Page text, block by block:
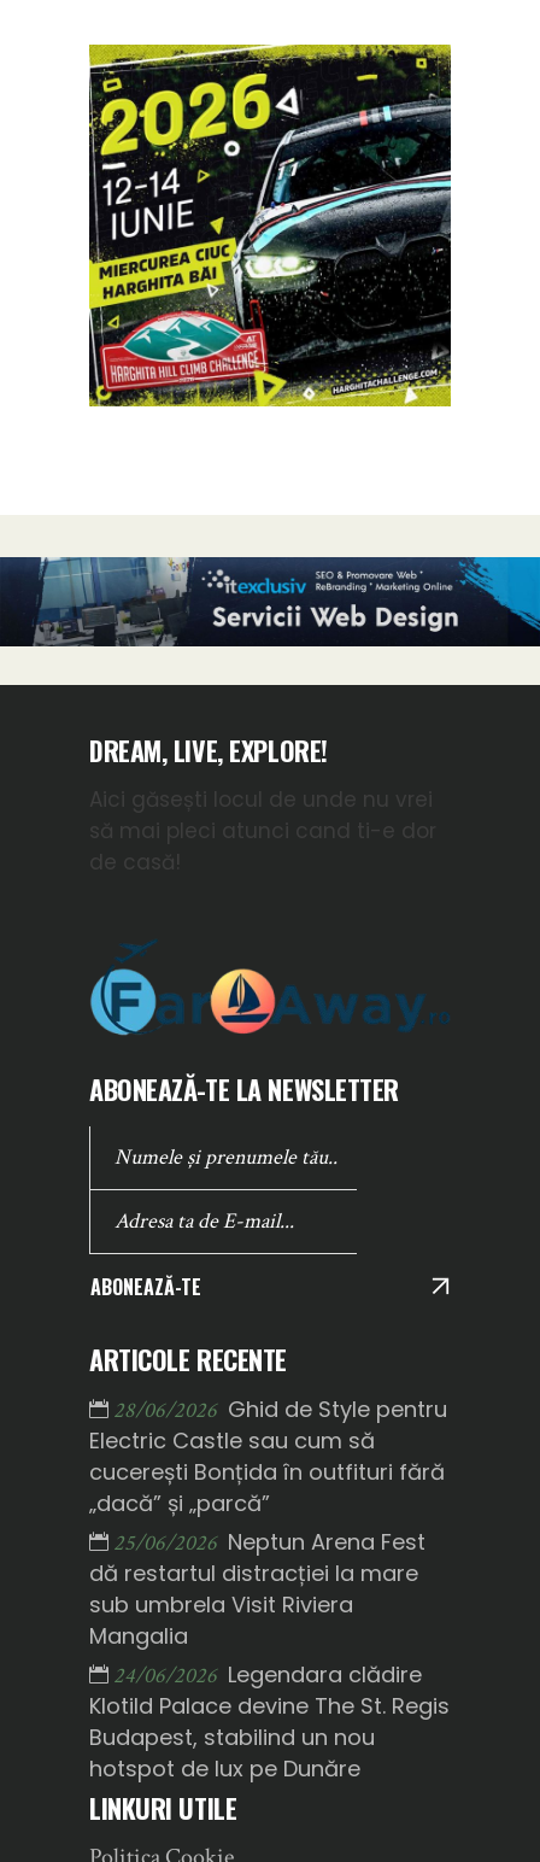
DREAM, LIVE, EXPLORE!
Aici găsești locul de unde nu vrei
să mai pleci atunci cand ti-e dor
de casă!
ABONEAZĂ-TE LA NEWSLETTER
ABONEAZĂ-TE
ARTICOLE RECENTE
28/06/2026 Ghid de Style pentru
Electric Castle sau cum să
cucerești Bonțida în outfituri fără
„dacă” și „parcă”
25/06/2026 Neptun Arena Fest
dă restartul distracției la mare
sub umbrela Visit Riviera
Mangalia
24/06/2026 Legendara clădire
Klotild Palace devine The St. Regis
Budapest, stabilind un nou
hotspot de lux pe Dunăre
LINKURI UTILE